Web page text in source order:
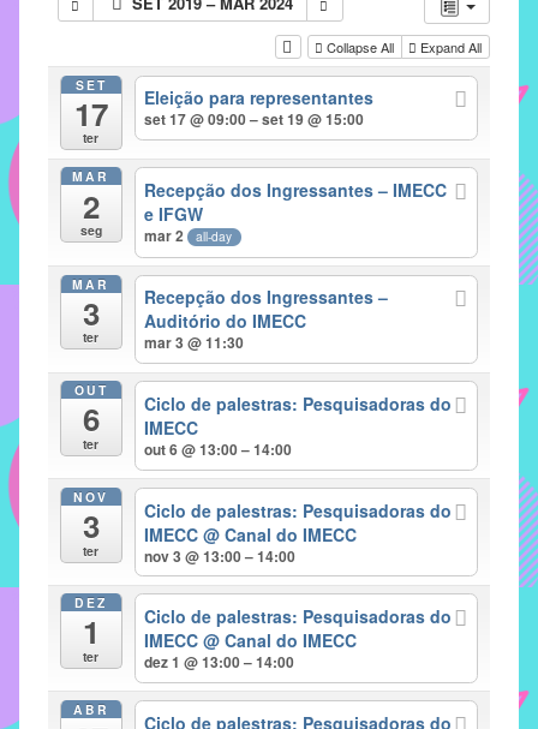
IMECC
tem
como
atribuição
implementar
mecanismos
proporcionem
fortalecimento
sociais
profissionais
alunos,
professores
Collapse All Expand All
SET
17
ter
Eleição para representantes
set 17 @ 09:00 – set 19 @ 15:00
MAR
2
seg
Recepção dos Ingressantes – IMECC
e IFGW
mar 2 all-day
MAR
3
ter
Recepção dos Ingressantes –
Auditório do IMECC
mar 3 @ 11:30
OUT
6
ter
Ciclo de palestras: Pesquisadoras do
IMECC
out 6 @ 13:00 – 14:00
NOV
3
ter
Ciclo de palestras: Pesquisadoras do
IMECC@ Canal do IMECC
nov 3 @ 13:00 – 14:00
DEZ
1
ter
Ciclo de palestras: Pesquisadoras do
IMECC@ Canal do IMECC
dez 1 @ 13:00 – 14:00
ABR
Ciclo de palestras: Pesquisadoras do